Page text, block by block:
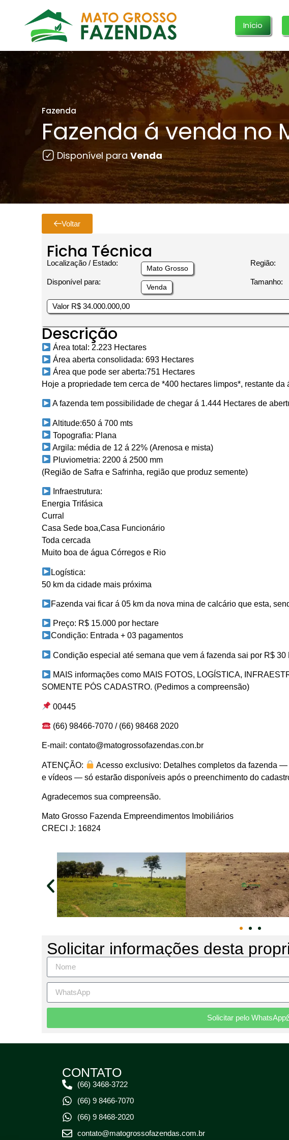
Início
Fazenda
Fazenda á venda no
Disponível para Venda
Voltar
Ficha Técnica
Localização / Estado:
Mato Grosso
Região:
Disponível para:
Venda
Tamanho:
Valor R$ 34.000.000,00
Descrição
Área total: 2.223 Hectares
Área aberta consolidada: 693 Hectares
Área que pode ser aberta:751 Hectares
Hoje a propriedade tem cerca de *400 hectares limpos*, restante da
A fazenda tem possibilidade de chegar á 1.444 Hectares de
Altitude:650 á 700 mts
Topografia: Plana
Argila: média de 12 á 22% (Arenosa e mista)
Pluviometria: 2200 á 2500 mm
(Região de Safra e Safrinha, região que produz semente)
Infraestrutura:
Energia Trifásica
Curral
Casa Sede boa,Casa Funcionário
Toda cercada
Muito boa de água Córregos e Rio
Logística:
50 km da cidade mais próxima
Fazenda vai ficar á 05 km da nova mina de calcário que esta,
Preço: R$ 15.000 por hectare
Condição: Entrada + 03 pagamentos
Condição especial até semana que vem á fazenda sai por R$ 30
MAIS informações como MAIS FOTOS, LOGÍSTICA,
SOMENTE PÓS CADASTRO. (Pedimos a compreensão)
00445
(66) 98466-7070 / (66) 98468 2020
E-mail: contato@matogrossofazendas.con.br
ATENÇÃO:
Acesso exclusivo: Detalhes completos da fazenda
e vídeos — só estarão disponíveis após o preenchimento do
Agradecemos sua compreensão.
Mato Grosso Fazenda Empreendimentos Imobiliários
CRECI J: 16824
Solicitar informações desta
Solicitar pelo WhatsApp
CONTATO
(66) 3468-3722
(66) 9 8466-7070
(66) 9 8468-2020
contato@matogrossofazendas.com.br